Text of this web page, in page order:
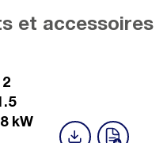
et accessoires
kW